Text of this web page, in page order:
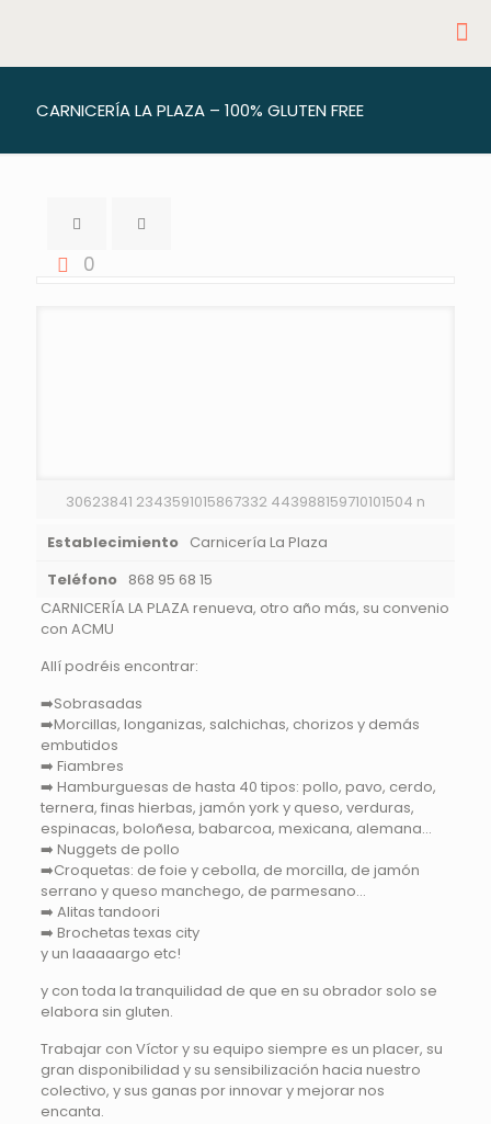
CARNICERÍA LA PLAZA – 100% GLUTEN FREE
0
30623841 2343591015867332 443988159710101504 n
Establecimiento Carnicería La Plaza
Teléfono 868 95 68 15
CARNICERÍA LA PLAZA renueva, otro año más, su convenio
con ACMU
Allí podréis encontrar:
➡️Sobrasadas
➡️Morcillas, longanizas, salchichas, chorizos y demás
embutidos
➡️ Fiambres
➡️ Hamburguesas de hasta 40 tipos: pollo, pavo, cerdo,
ternera, finas hierbas, jamón york y queso, verduras,
espinacas, boloñesa, babarcoa, mexicana, alemana…
➡️ Nuggets de pollo
➡️Croquetas: de foie y cebolla, de morcilla, de jamón
serrano y queso manchego, de parmesano…
➡️ Alitas tandoori
➡️ Brochetas texas city
y un laaaaargo etc!
y con toda la tranquilidad de que en su obrador solo se
elabora sin gluten.
Trabajar con Víctor y su equipo siempre es un placer, su
gran disponibilidad y su sensibilización hacia nuestro
colectivo, y sus ganas por innovar y mejorar nos
encanta.